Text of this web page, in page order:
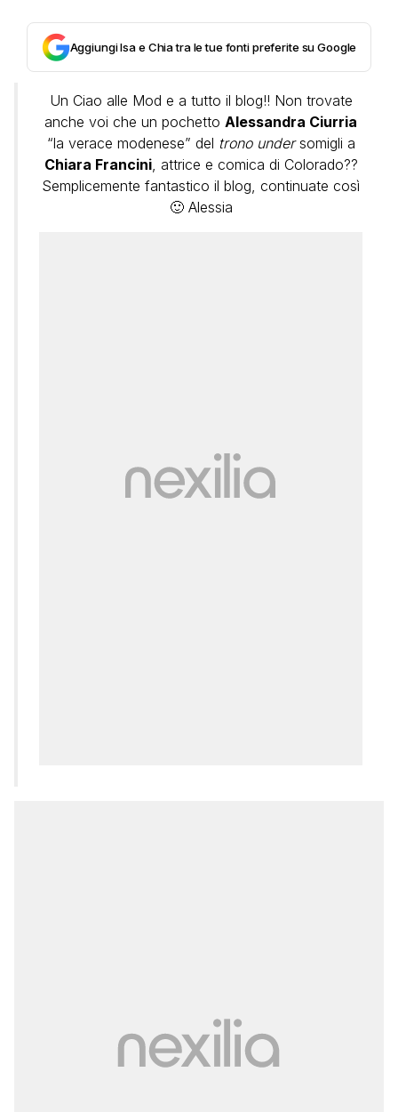
Aggiungi Isa e Chia tra le tue fonti preferite su Google
Un Ciao alle Mod e a tutto il blog!! Non trovate
anche voi che un pochetto Alessandra Ciurria
“la verace modenese” del trono undersomigli a
Chiara Francini, attrice e comica di Colorado??
Semplicemente fantastico il blog, continuate così
🙂 Alessia